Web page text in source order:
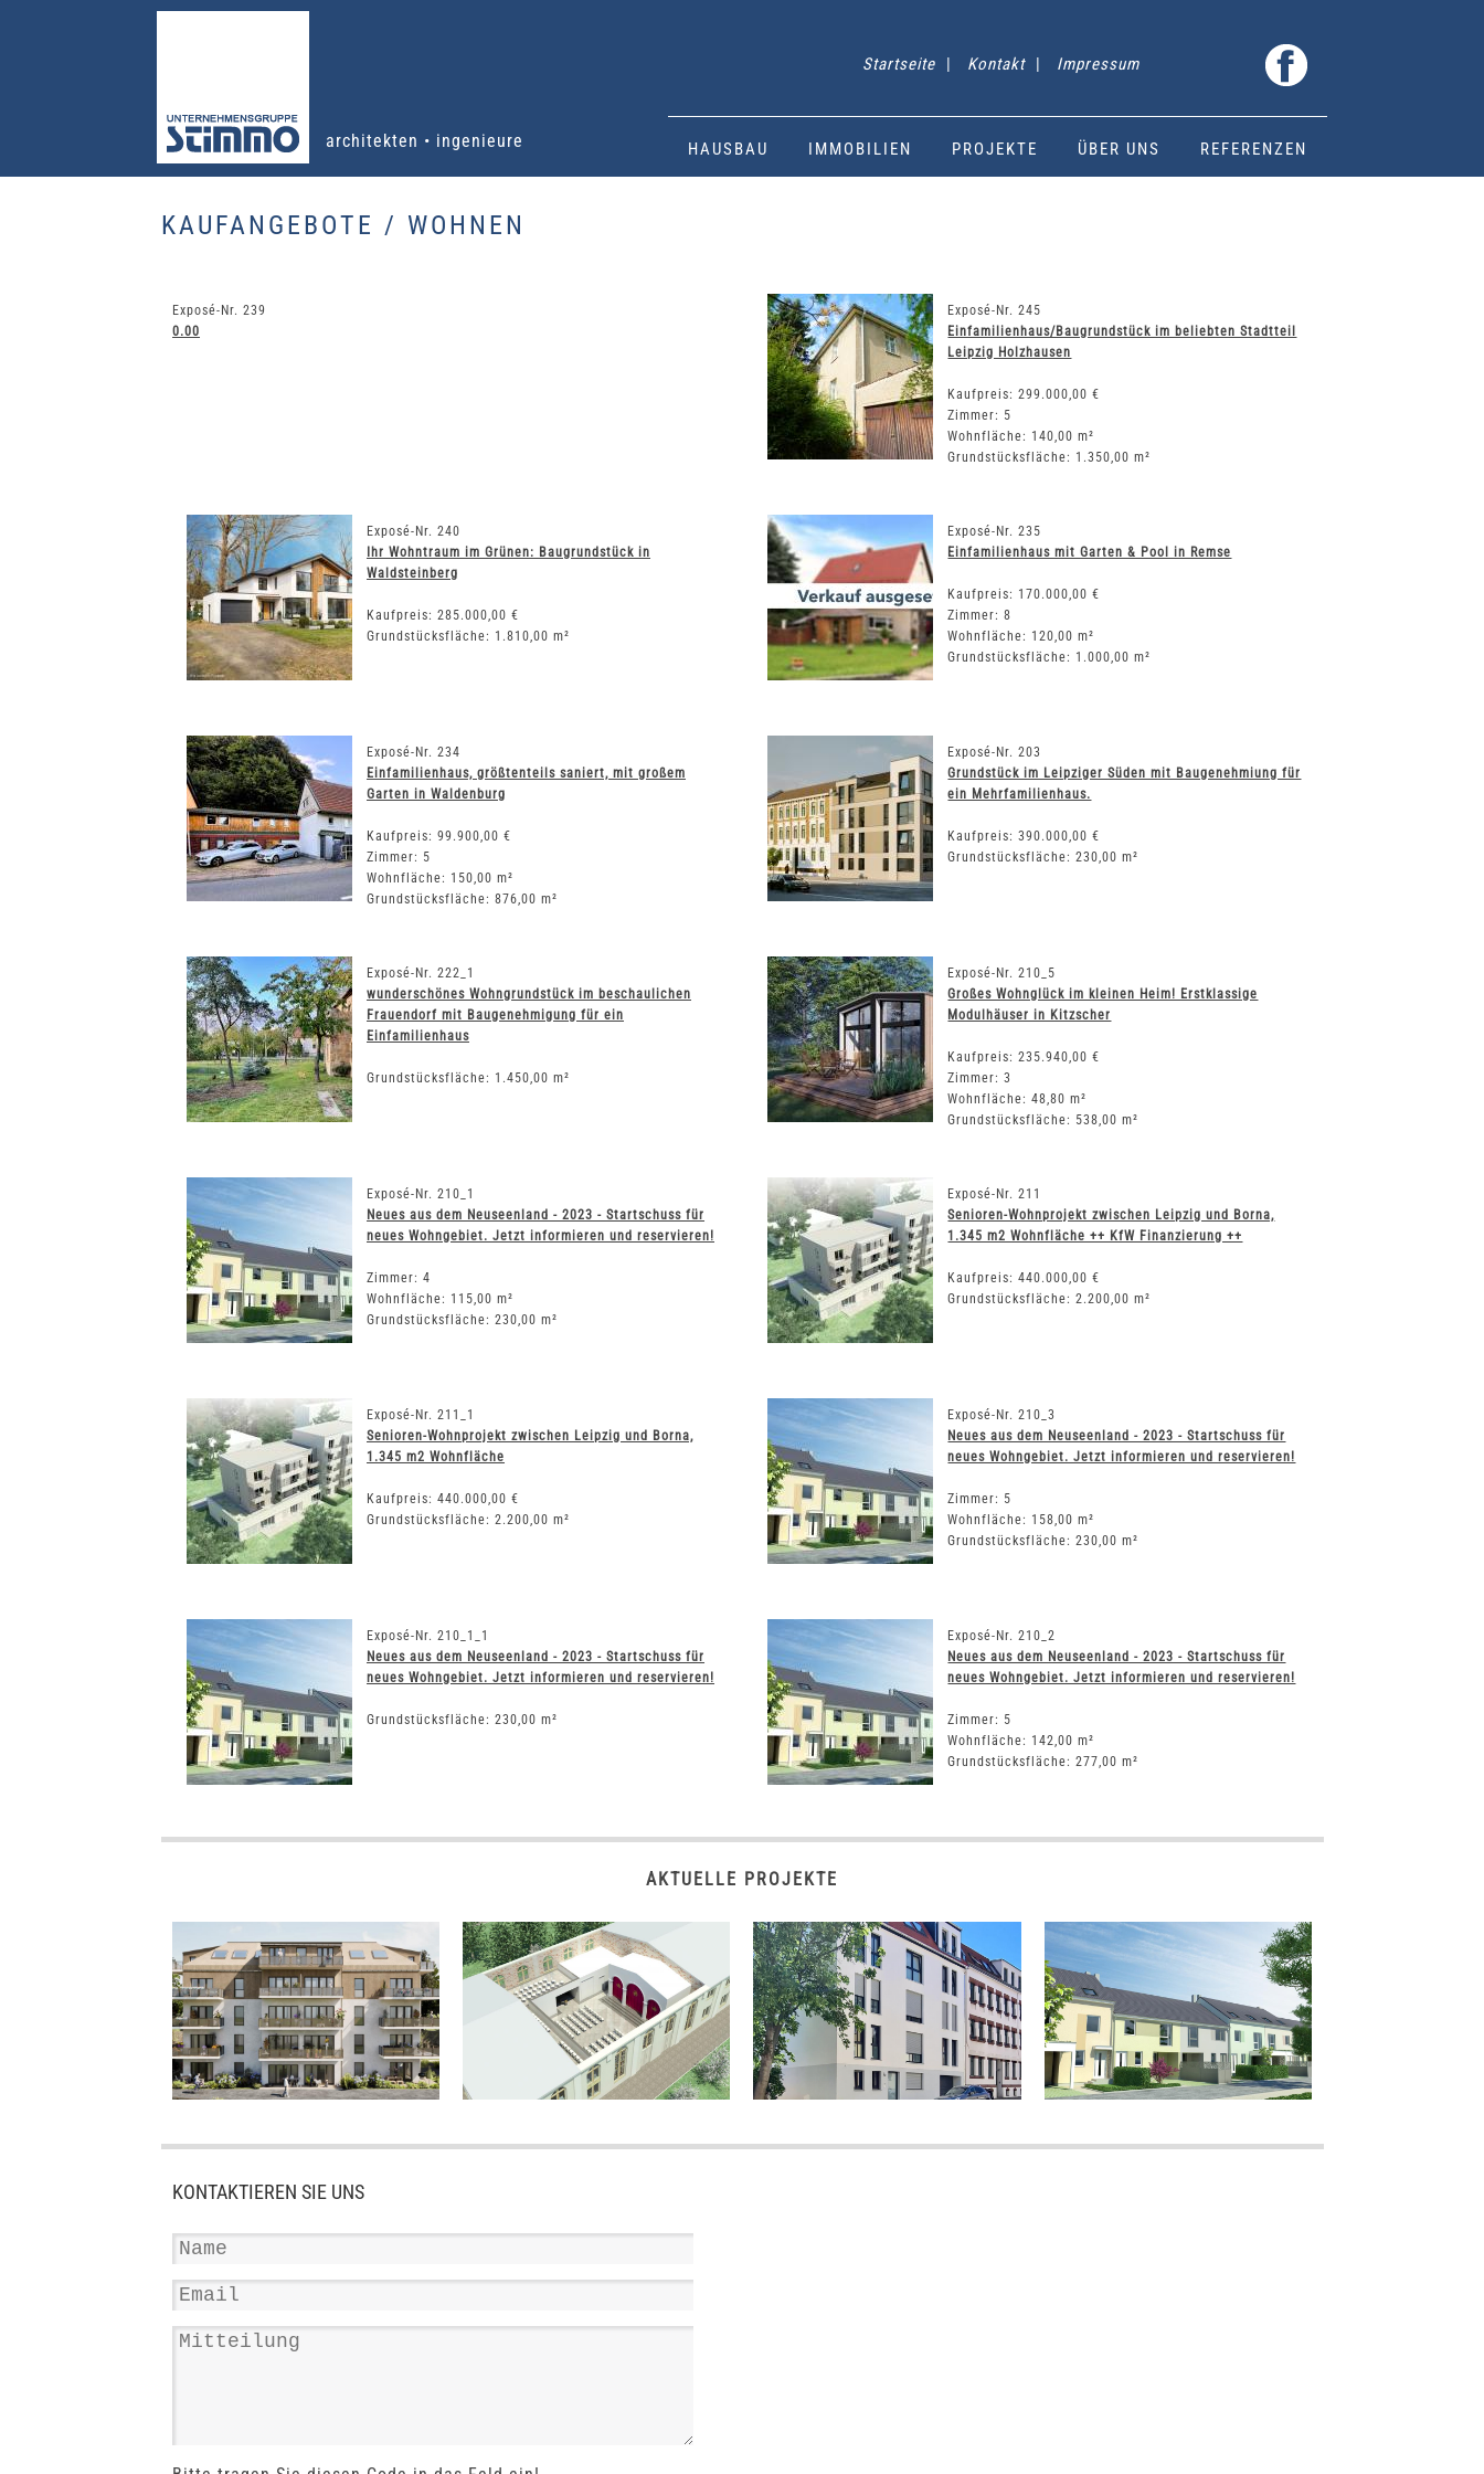
architekten • ingenieure
Startseite | Kontakt | Impressum
HAUSBAU IMMOBILIEN PROJEKTE ÜBER UNS REFERENZEN
KAUFANGEBOTE / WOHNEN
Exposé-Nr. 239
0.00
Exposé-Nr. 245
Einfamilienhaus/Baugrundstück im beliebten Stadtteil
Leipzig Holzhausen
Kaufpreis: 299.000,00 €
Zimmer: 5
Wohnfläche: 140,00 m²
Grundstücksfläche: 1.350,00 m²
Exposé-Nr. 240
Ihr Wohntraum im Grünen: Baugrundstück in
Waldsteinberg
Kaufpreis: 285.000,00 €
Grundstücksfläche: 1.810,00 m²
Exposé-Nr. 235
Einfamilienhaus mit Garten & Pool in Remse
Kaufpreis: 170.000,00 €
Zimmer: 8
Wohnfläche: 120,00 m²
Grundstücksfläche: 1.000,00 m²
Exposé-Nr. 234
Einfamilienhaus, größtenteils saniert, mit großem
Garten in Waldenburg
Kaufpreis: 99.900,00 €
Zimmer: 5
Wohnfläche: 150,00 m²
Grundstücksfläche: 876,00 m²
Exposé-Nr. 203
Grundstück im Leipziger Süden mit Baugenehmiung für
ein Mehrfamilienhaus.
Kaufpreis: 390.000,00 €
Grundstücksfläche: 230,00 m²
Exposé-Nr. 222_1
wunderschönes Wohngrundstück im beschaulichen
Frauendorf mit Baugenehmigung für ein
Einfamilienhaus
Grundstücksfläche: 1.450,00 m²
Exposé-Nr. 210_5
Großes Wohnglück im kleinen Heim! Erstklassige
Modulhäuser in Kitzscher
Kaufpreis: 235.940,00 €
Zimmer: 3
Wohnfläche: 48,80 m²
Grundstücksfläche: 538,00 m²
Exposé-Nr. 210_1
Neues aus dem Neuseenland - 2023 - Startschuss für
neues Wohngebiet. Jetzt informieren und reservieren!
Zimmer: 4
Wohnfläche: 115,00 m²
Grundstücksfläche: 230,00 m²
Exposé-Nr. 211
Senioren-Wohnprojekt zwischen Leipzig und Borna,
1.345 m2 Wohnfläche ++ KfW Finanzierung ++
Kaufpreis: 440.000,00 €
Grundstücksfläche: 2.200,00 m²
Exposé-Nr. 211_1
Senioren-Wohnprojekt zwischen Leipzig und Borna,
1.345 m2 Wohnfläche
Kaufpreis: 440.000,00 €
Grundstücksfläche: 2.200,00 m²
Exposé-Nr. 210_3
Neues aus dem Neuseenland - 2023 - Startschuss für
neues Wohngebiet. Jetzt informieren und reservieren!
Zimmer: 5
Wohnfläche: 158,00 m²
Grundstücksfläche: 230,00 m²
Exposé-Nr. 210_1_1
Neues aus dem Neuseenland - 2023 - Startschuss für
neues Wohngebiet. Jetzt informieren und reservieren!
Grundstücksfläche: 230,00 m²
Exposé-Nr. 210_2
Neues aus dem Neuseenland - 2023 - Startschuss für
neues Wohngebiet. Jetzt informieren und reservieren!
Zimmer: 5
Wohnfläche: 142,00 m²
Grundstücksfläche: 277,00 m²
AKTUELLE PROJEKTE
KONTAKTIEREN SIE UNS